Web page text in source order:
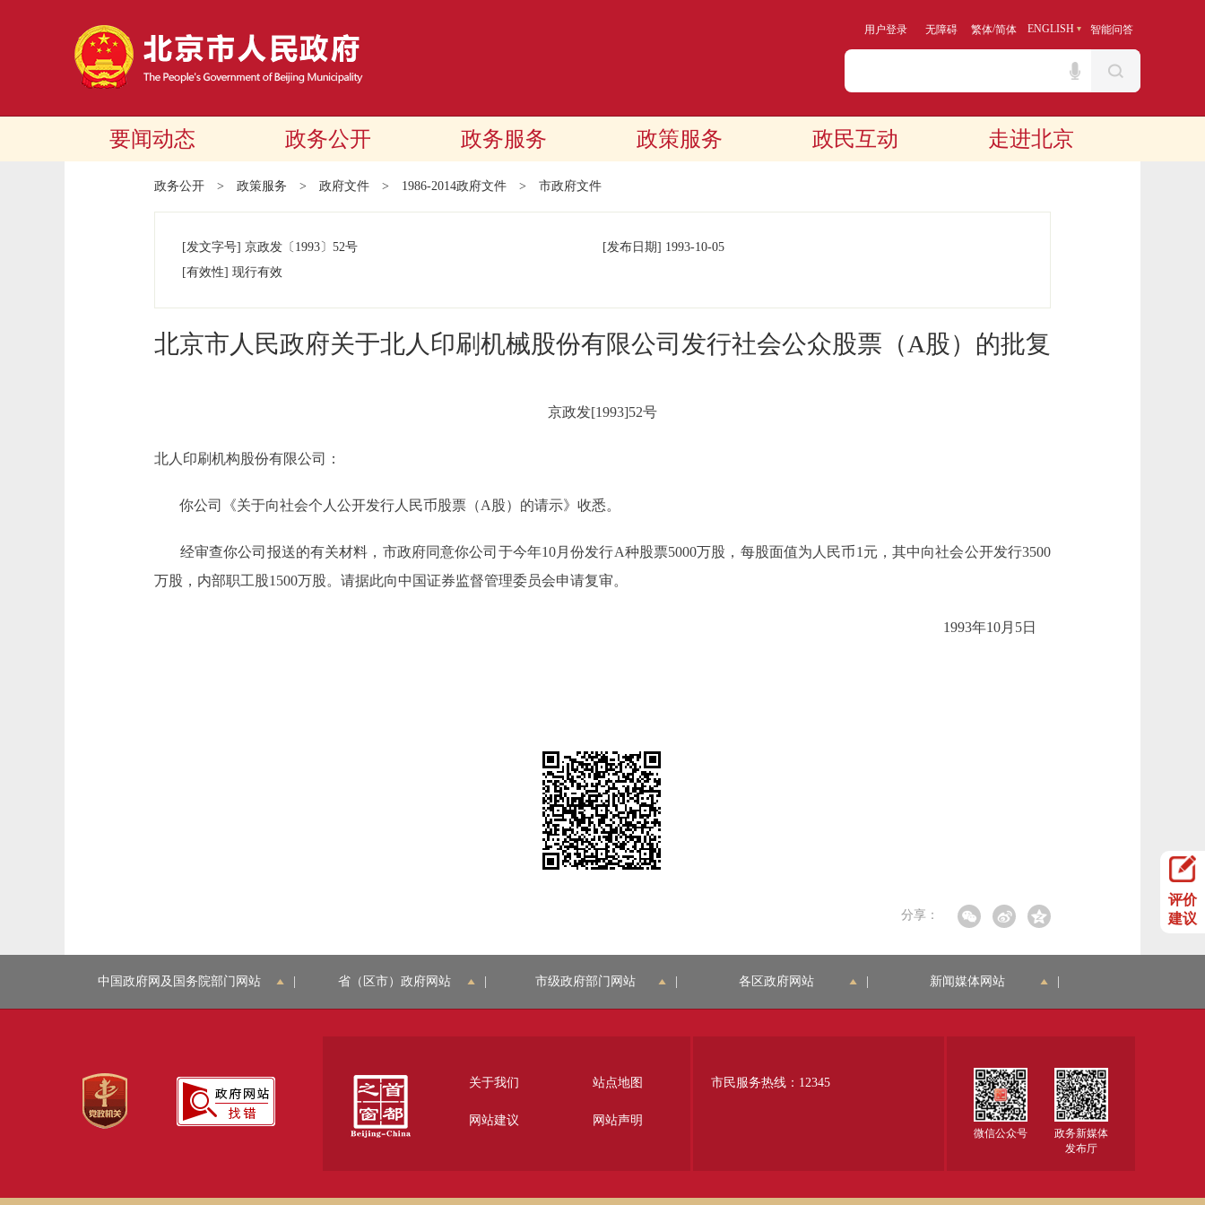
用户登录 无障碍 繁体/简体 ENGLISH 智能问答
要闻动态 政务公开 政务服务 政策服务 政民互动 走进北京
政务公开 > 政策服务 > 政府文件 > 1986-2014政府文件 > 市政府文件
[发文字号] 京政发 〔1993〕 52号 [发布日期] 1993-10-05
[有效性] 现行有效
北京市人民政府关于北人印刷机械股份有限公司发行社会公众股票（A股）的批复
京政发[1993]52号
北人印刷机构股份有限公司：
你公司《关于向社会个人公开发行人民币股票（A股）的请示》收悉。
经审查你公司报送的有关材料，市政府同意你公司于今年10月份发行A种股票5000万股，每股面值为人民币1元，其中向社会公开发行3500
万股，内部职工股1500万股。请据此向中国证券监督管理委员会申请复审。
1993年10月5日
分享：
评价
建议
中国政府网及国务院部门网站 省（区市）政府网站 市级政府部门网站 各区政府网站 新闻媒体网站
关于我们 站点地图
网站建议 网站声明
市民服务热线：12345
微信公众号
政务新媒体
发布厅